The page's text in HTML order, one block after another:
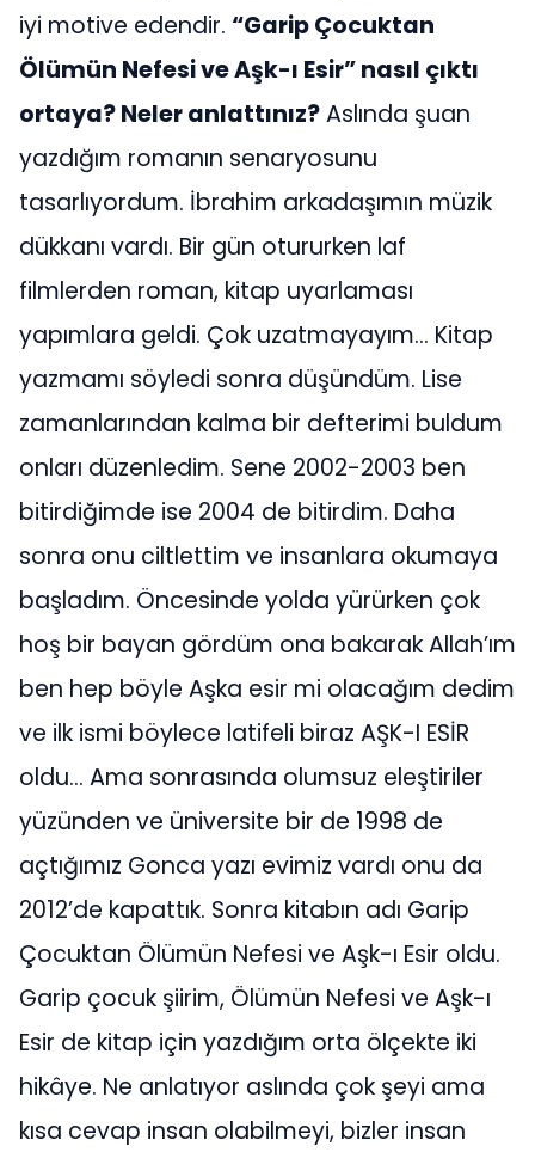
iyi motive edendir. “Garip Çocuktan
Ölümün Nefesi ve Aşk-ı Esir” nasıl çıktı
ortaya? Neler anlattınız?Aslında şuan
yazdığım romanın senaryosunu
tasarlıyordum. İbrahim arkadaşımın müzik
dükkanı vardı. Bir gün otururken laf
filmlerden roman, kitap uyarlaması
yapımlara geldi. Çok uzatmayayım... Kitap
yazmamı söyledi sonra düşündüm. Lise
zamanlarından kalma bir defterimi buldum
onları düzenledim. Sene 2002-2003 ben
bitirdiğimde ise 2004 de bitirdim. Daha
sonra onu ciltlettim ve insanlara okumaya
başladım. Öncesinde yolda yürürken çok
hoş bir bayan gördüm ona bakarak Allah’ım
ben hep böyle Aşka esir mi olacağım dedim
ve ilk ismi böylece latifeli biraz AŞK-I ESİR
oldu... Ama sonrasında olumsuz eleştiriler
yüzünden ve üniversite bir de 1998 de
açtığımız Gonca yazı evimiz vardı onu da
2012’de kapattık. Sonra kitabın adı Garip
Çocuktan Ölümün Nefesi ve Aşk-ı Esir oldu.
Garip çocuk şiirim, Ölümün Nefesi ve Aşk-ı
Esir de kitap için yazdığım orta ölçekte iki
hikâye. Ne anlatıyor aslında çok şeyi ama
kısa cevap insan olabilmeyi, bizler insan